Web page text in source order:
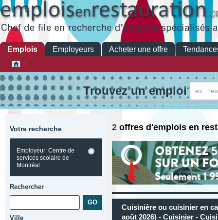
Emplois Employeurs Acheter une offre
Trouvez un emploi
Votre recherche
Employeur: Centre de
services scolaire de
Montréal
Rechercher
Ville
2 offres d'emplois en
Cuisinière ou cuisinier en
août 2026) - Cuisinier -